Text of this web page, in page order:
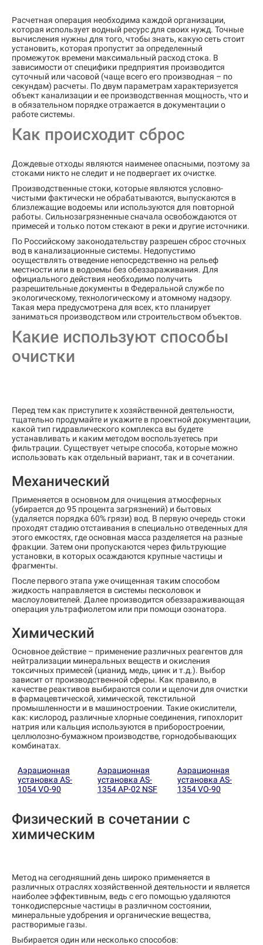
Расчетная операция необходима каждой организации,
которая использует водный ресурс для своих нужд. Точные
вычисления нужны для того, чтобы знать, какую сеть стоит
установить, которая пропустит за определенный
промежуток времени максимальный расход стока. В
зависимости от специфики предприятия производится
суточный или часовой (чаще всего его производная – по
секундам) расчеты. По двум параметрам характеризуется
объект канализации и ее производственная мощность, что и
в обязательном порядке отражается в документации о
работе системы.
Как происходит сброс
Дождевые отходы являются наименее опасными, поэтому за
стоками никто не следит и не подвергает их очистке.
Производственные стоки, которые являются условно-
чистыми фактически не обрабатываются, выпускаются в
близлежащие водоемы или используются для повторной
работы. Сильнозагрязненные сначала освобождаются от
примесей и только потом стекают в реки и другие источники.
По Российскому законодательству разрешен сброс сточных
вод в канализационные системы. Недопустимо
осуществлять отведение непосредственно на рельеф
местности или в водоемы без обеззараживания. Для
официального действия необходимо получить
разрешительные документы в Федеральной службе по
экологическому, технологическому и атомному надзору.
Такая мера предусмотрена для всех, кто планирует
заниматься производством или строительством объектов.
Какие используют способы
очистки
Перед тем как приступите к хозяйственной деятельности,
тщательно продумайте и укажите в проектной документации,
какой тип гидравлического комплекса вы будете
устанавливать и каким методом воспользуетесь при
фильтрации. Существует четыре способа, которые можно
использовать как отдельный вариант, так и в сочетании.
Механический
Применяется в основном для очищения атмосферных
(убирается до 95 процента загрязнений) и бытовых
(удаляется порядка 60% грязи) вод. В первую очередь стоки
проходят стадию отстаивания в специально отведенных для
этого емкостях, где основная масса разделяется на разные
фракции. Затем они пропускаются через фильтрующие
установки, в которых осаждаются крупные частицы и
фрагменты.
После первого этапа уже очищенная таким способом
жидкость направляется в системы песколовок и
маслоуловителей. Далее производится обеззараживающая
операция ультрафиолетом или при помощи озонатора.
Химический
Основное действие – применение различных реагентов для
нейтрализации минеральных веществ и окисления
токсичных примесей (цианид, медь, цинк и т.д.). Выбор
зависит от производственной сферы. Как правило, в
качестве реактивов выбираются соли и щелочи для очистки
в фармацевтической, химической, текстильной
промышленности и в машиностроении. Такие окислители,
как: кислород, различные хлорные соединения, гипохлорит
натрия или кальция используются в приборостроении,
целлюлозно-бумажном производстве, горнодобывающих
комбинатах.
Аэрационная
установка AS-
1054 VO-90
Аэрационная
установка AS-
1354 AP-02 NSF
Аэрационная
установка AS-
1354 VO-90
Физический в сочетании с
химическим
Метод на сегодняшний день широко применяется в
различных отраслях хозяйственной деятельности и является
наиболее эффективным, ведь с его помощью удаляются
тонкодисперсные частицы в различном состоянии,
минеральные удобрения и органические вещества,
растворимые газы.
Выбирается один или несколько способов: